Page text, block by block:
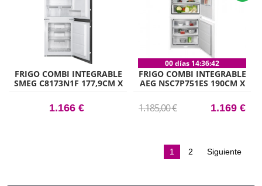
FRIGO COMBI INTEGRABLE
SMEG C8173N1F 177,9CM X
1.166 €
00 días 14:36:41
FRIGO COMBI INTEGRABLE
AEG NSC7P751ES 190CM X
1.185,00 € 1.169 €
1 2 Siguiente